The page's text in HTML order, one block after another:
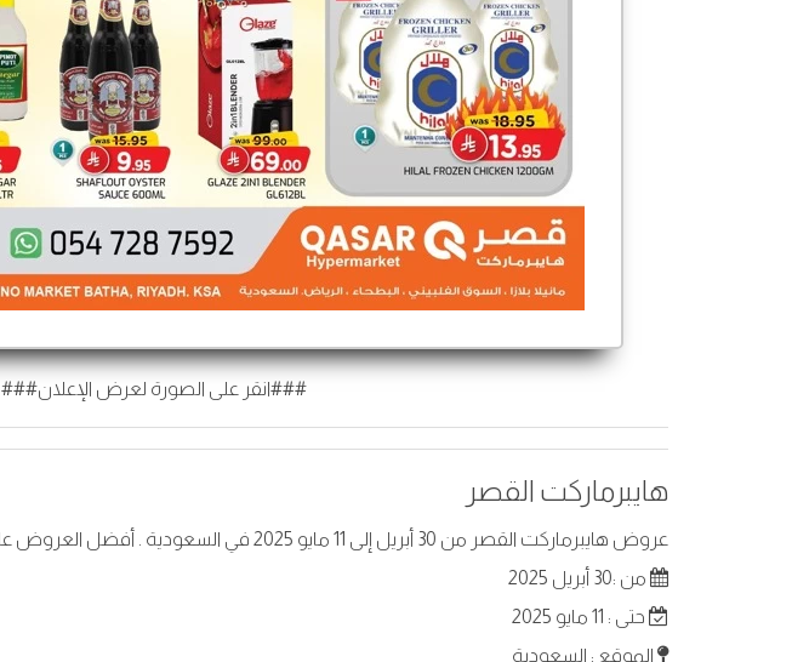
###انقر على الصورة لعرض الإعلان###
هايبرماركت القصر
عروض هايبرماركت القصر من 30 أبريل إلى 11 مايو 2025 في السعودية . أفضل العروض على عناصر مختارة.
من :30 أبريل 2025
حتى : 11 مايو 2025
الموقع : السعودية